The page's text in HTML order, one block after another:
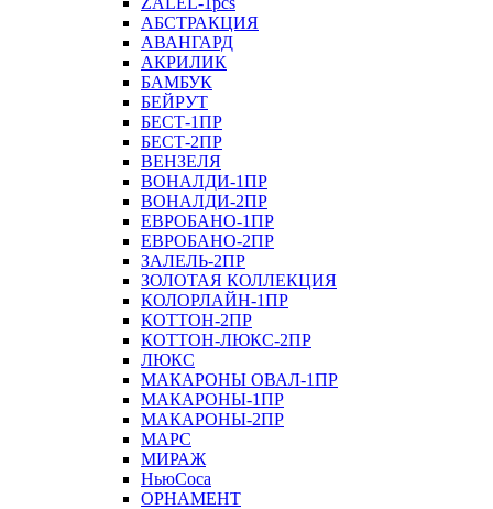
АБСТРАКЦИЯ
АВАНГАРД
АКРИЛИК
БАМБУК
БЕЙРУТ
БЕСТ-1ПР
БЕСТ-2ПР
ВЕНЗЕЛЯ
ВОНАЛДИ-1ПР
ВОНАЛДИ-2ПР
ЕВРОБАНО-1ПР
ЕВРОБАНО-2ПР
ЗАЛЕЛЬ-2ПР
ЗОЛОТАЯ КОЛЛЕКЦИЯ
КОЛОРЛАЙН-1ПР
КОТТОН-2ПР
КОТТОН-ЛЮКС-2ПР
ЛЮКС
МАКАРОНЫ ОВАЛ-1ПР
МАКАРОНЫ-1ПР
МАКАРОНЫ-2ПР
МАРС
МИРАЖ
НьюСоса
ОРНАМЕНТ